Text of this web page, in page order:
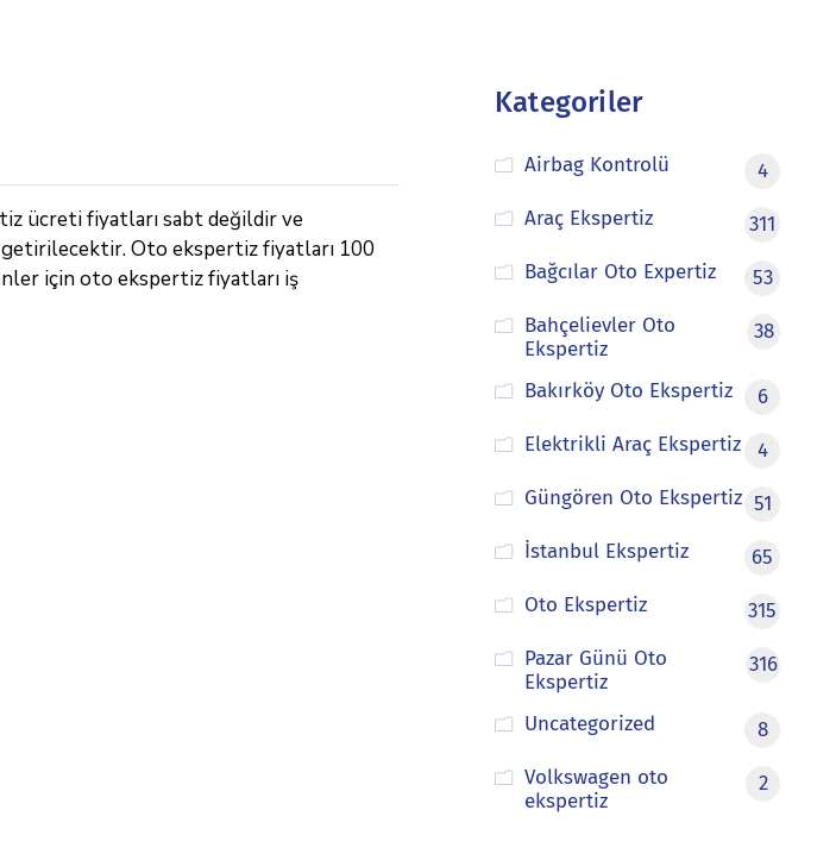
ücreti fiyatları sabt değildir ve
Oto ekspertiz fiyatları 100
için oto ekspertiz fiyatları iş
Kategoriler
Airbag Kontrolü
4
Araç Ekspertiz
311
Bağcılar Oto Expertiz
53
Bahçelievler Oto
Ekspertiz
38
Bakırköy Oto Ekspertiz
6
Elektrikli Araç Ekspertiz
4
Güngören Oto Ekspertiz 51
İstanbul Ekspertiz
65
Oto Ekspertiz
315
Pazar Günü Oto
Ekspertiz
316
Uncategorized
8
Volkswagen oto
ekspertiz
2